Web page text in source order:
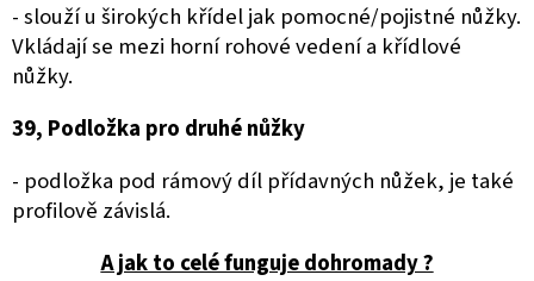
- slouží u širokých křídel jak pomocné/pojistné nůžky.
Vkládají se mezi horní rohové vedení a křídlové
nůžky.
39, Podložka pro druhé nůžky
- podložka pod rámový díl přídavných nůžek, je také
profilově závislá.
A jak to celé funguje dohromady ?